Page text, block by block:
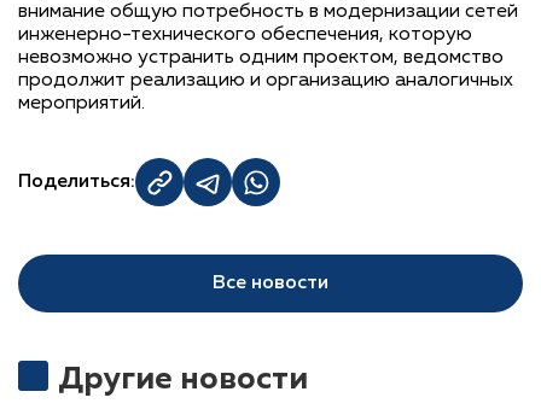
внимание общую потребность в модернизации сетей
инженерно-технического обеспечения, которую
невозможно устранить одним проектом, ведомство
продолжит реализацию и организацию аналогичных
мероприятий.
Поделиться:
Все новости
Другие новости